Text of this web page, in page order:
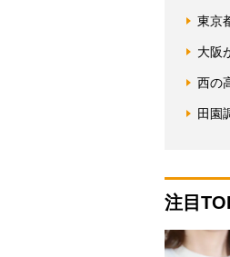
東京
大阪
西の
田園
注目